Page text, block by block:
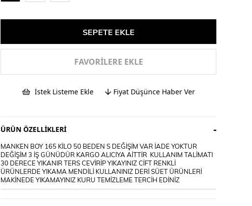
FAVORILERE EKLE
İstek Listeme Ekle Fiyat Düşünce Haber Ver
ÜRÜN ÖZELLIKLERI
MANKEN BOY 165 KİLO 50 BEDEN S DEĞİŞİM VAR İADE YOKTUR
DEĞİŞİM 3 İŞ GÜNÜDÜR KARGO ALICIYA AİTTİR KULLANIM TALİMATI
30 DERECE YIKANIR TERS CEVİRİP YIKAYINIZ CİFT RENKLİ
ÜRÜNLERDE YIKAMA MENDİLİ KULLANINIZ DERİ SÜET ÜRÜNLERİ
MAKİNEDE YIKAMAYINIZ KURU TEMİZLEME TERCİH EDİNİZ